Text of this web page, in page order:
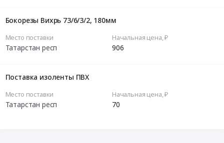
Бокорезы Вихрь 73/6/3/2, 180мм
Место поставки
Татарстан респ
Начальная цена, ₽
906
Поставка изоленты ПВХ
Место поставки
Татарстан респ
Начальная цена, ₽
70